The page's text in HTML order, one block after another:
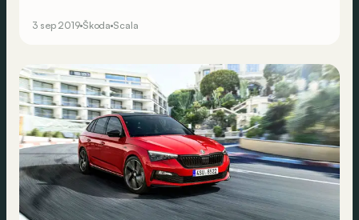
3 sep 2019 Škoda Scala